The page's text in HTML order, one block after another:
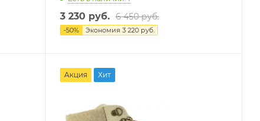
3 230 руб. 6 450 руб.
-50% Экономия 3 220 руб.
Акция Хит